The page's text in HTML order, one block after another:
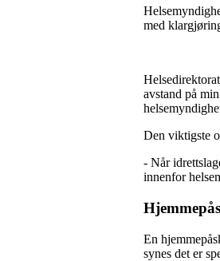
med
avstand på
Den viktigste
- Når
innenfor
En
synes det er